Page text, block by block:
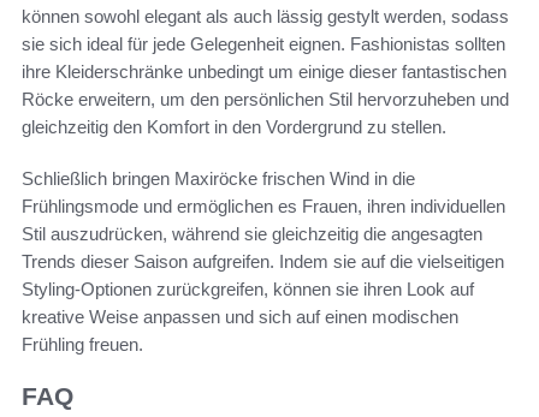
können sowohl elegant als auch lässig gestylt werden, sodass
sie sich ideal für jede Gelegenheit eignen. Fashionistas sollten
ihre Kleiderschränke unbedingt um einige dieser fantastischen
Röcke erweitern, um den persönlichen Stil hervorzuheben und
gleichzeitig den Komfort in den Vordergrund zu stellen.
Schließlich bringen Maxiröcke frischen Wind in die
Frühlingsmode und ermöglichen es Frauen, ihren individuellen
Stil auszudrücken, während sie gleichzeitig die angesagten
Trends dieser Saison aufgreifen. Indem sie auf die vielseitigen
Styling-Optionen zurückgreifen, können sie ihren Look auf
kreative Weise anpassen und sich auf einen modischen
Frühling freuen.
FAQ